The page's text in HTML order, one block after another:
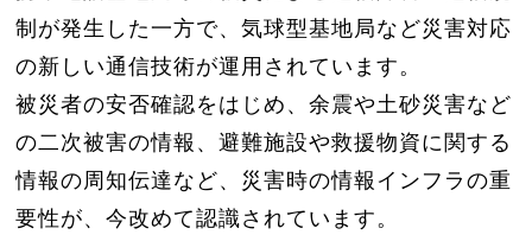
制が発生した一方で、気球型基地局など災害対応
の新しい通信技術が運用されています。
被災者の安否確認をはじめ、余震や土砂災害など
の二次被害の情報、避難施設や救援物資に関する
情報の周知伝達など、 災害時の情報インフラの重
要性が、今改めて認識されています。